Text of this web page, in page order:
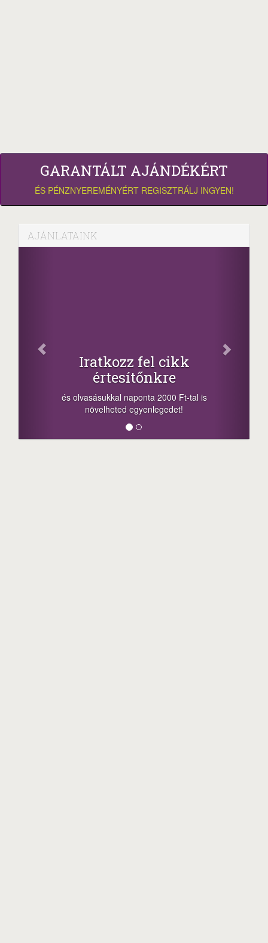
GARANTÁLT AJÁNDÉKÉRT
ÉS PÉNZNYEREMÉNYÉRT REGISZTRÁLJ INGYEN!
AJÁNLATAINK
Iratkozz fel cikk
értesítőnkre
és olvasásukkal naponta 2000 Ft-tal is
növelheted egyenlegedet!